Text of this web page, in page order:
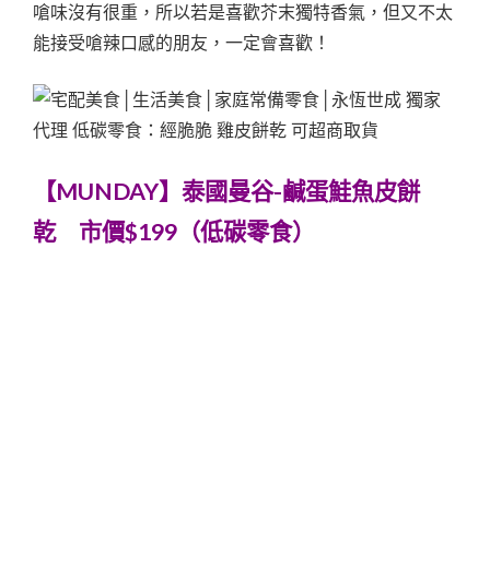
嗆味沒有很重，所以若是喜歡芥末獨特香氣，但又不太
能接受嗆辣口感的朋友，一定會喜歡！
【MUNDAY】泰國曼谷-鹹蛋鮭魚皮餅
乾 市價$199（低碳零食）